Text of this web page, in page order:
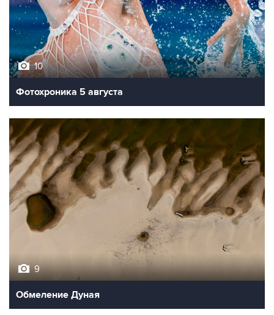
10
Фотохроника 5 августа
9
Обмеление Дуная